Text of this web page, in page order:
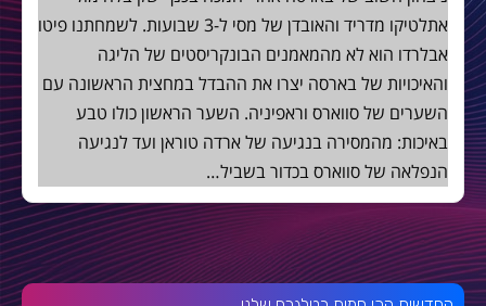
אתלטיקו מדריד והאובדן של מסי ל-3 שבועות. לשמחתנו פיטו
אבלרדו הוא לא מהמאמנים הבונקריסטים של הליגה
והאיכויות של בארסה יצרו את ההבדל במחצית הראשונה עם
השערים של סווארס וראפיניה. השער הראשון כולו טבע
באיכות: מהמסירה בנגיעה של ארדה טוראן ועד לנגיעה
הנפלאה של סווארס בכדור בשביל…